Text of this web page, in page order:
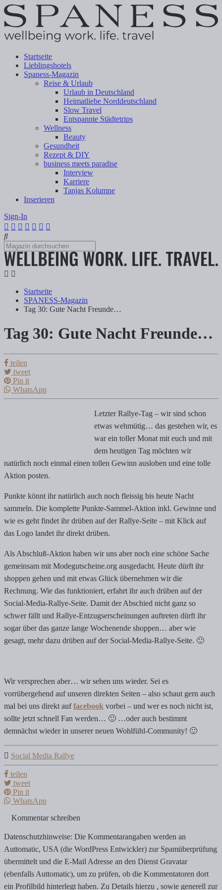
Startseite
Lieblingshotels
Spaness-Magazin
Reise & Urlaub
Urlaub in Deutschland
Heimatliebe Norddeutschland
Slow Travel
Entspannte Städtetrips
Wellness
Beauty
Gesundheit
Rezept & DIY
business meets paradise
Interview
Karriere
Tanjas Kolumne
Inserieren
Sign-In
Startseite
SPANESS-Magazin
Tag 30: Gute Nacht Freunde…
Tag 30: Gute Nacht Freunde…
Tanja Klindworth
Letzter Rallye-Tag – wir sind schon etwas wehmütig… das
Tag 30: Gute Nacht Freunde…
teilen
tweet
Pin it
WhatsApp
Letzter Rallye-Tag – wir sind schon
etwas wehmütig… das gestehen wir, es
war ein toller Monat mit euch und mit
dem heutigen Tag möchten wir
natürlich noch einmal einen tollen Gewinn ausloben und eine tolle
Aktion posten.
Punkte könnt ihr natürlich auch noch fleissig bis heute Nacht
sammeln. Die komplette Punkte-Sammel-Aktion inkl. Gewinne und
wie es geht findet ihr drüben auf der Rallye-Seite – mit Klick auf
das Logo landet ihr direkt drüben.
Als Abschluß-Aktion haben wir uns aber noch eine schöne Sache
gemeinsam mit Modegutscheine.org ausgedacht. Heute dürft ihr
shoppen gehen und mit etwas Glück übernehmen wir die
Rechnung. Wie das funktioniert, erfahrt ihr auch drüben auf der
Social-Media-Rallye-Seite. Damit der Abschied nicht ganz so
schwer fällt und Rallye-Entzugserscheinungen auftreten dürft ihr
sogar über das ganze lange Wochenende shoppen… aber wie
gesagt, mehr dazu drüben auf der Social-Media-Rallye-Seite. 🙂
Wir versprechen aber… wir sehen uns wieder. Sei es
vorrübergehend auf unseren direkten Seiten – also schaut gern auch
mal bei uns direkt auf facebook vorbei – und wer es noch nicht ist,
sollte jetzt schnell Fan werden… 🙂 …oder auch bestimmt
demnächst wieder in unserer neuen Wohlfühl-Community! 🙂
Social Media Rallye
teilen
tweet
Pin it
WhatsApp
Kommentar schreiben
Datenschutzhinweise: Die Kommentarangaben werden an
Auttomatic, USA (die WordPress Entwickler) zur Spamüberprüfung
übermittelt und die E-Mail Adresse an den Dienst Gravatar
(ebenfalls Auttomatic), um zu prüfen, ob die Kommentatoren dort
ein Profilbild hinterlegt haben. Zu Details hierzu , sowie generell zur